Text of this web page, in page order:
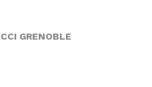
GRENOBLE